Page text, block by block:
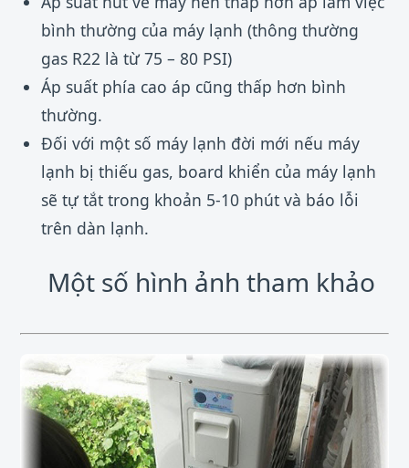
bình thường của máy lạnh (thông thường
gas R22 là từ 75 – 80 PSI)
Áp suất phía cao áp cũng thấp hơn bình
thường.
Đối với một số máy lạnh đời mới nếu máy
lạnh bị thiếu gas, board khiển của máy lạnh
sẽ tự tắt trong khoản 5-10 phút và báo lỗi
trên dàn lạnh.
Một số hình ảnh tham khảo